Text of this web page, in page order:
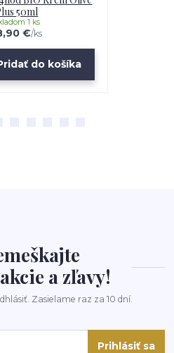
50ml
€/ks
1 ks
do košíka
a zľavy!
Zasielame raz za 10 dní.
Prihlásiť sa